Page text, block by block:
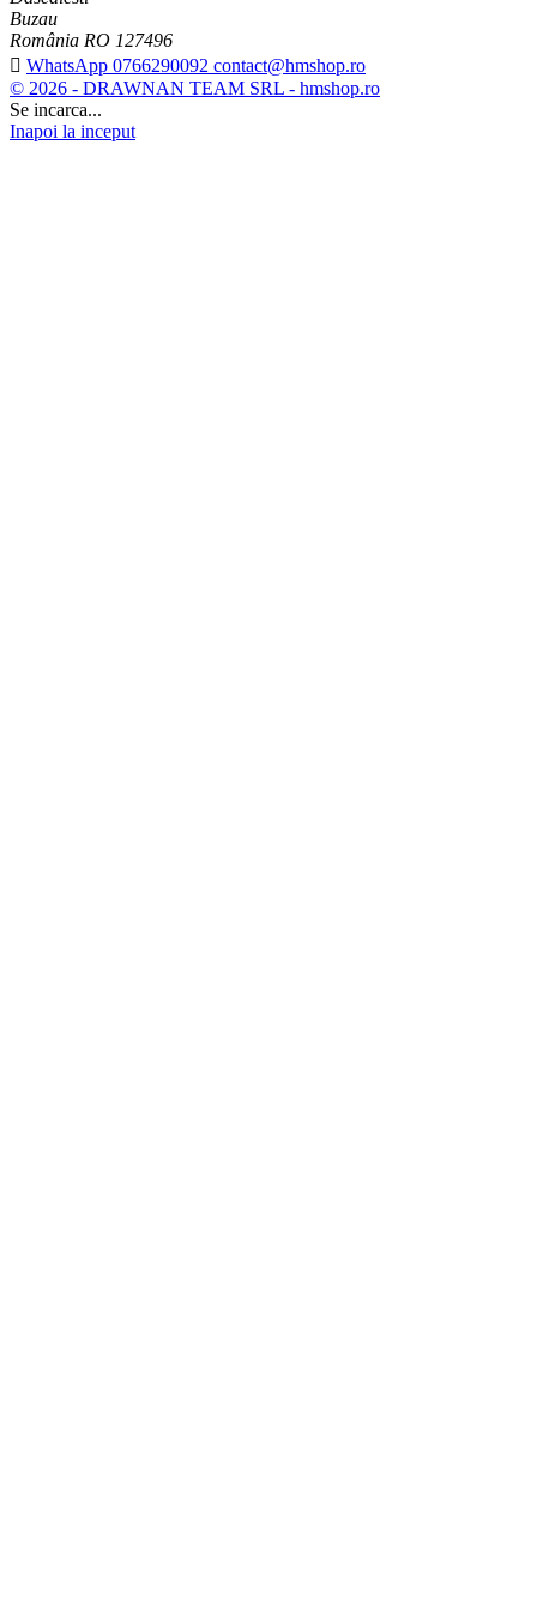
Buzau
România RO 127496
 WhatsApp 0766290092 contact@hmshop.ro
© 2026 - DRAWNAN TEAM SRL - hmshop.ro
Se incarca...
Inapoi la inceput